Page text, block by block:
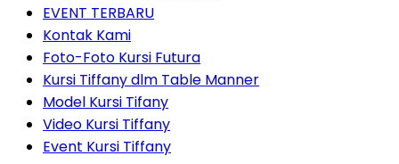
EVENT TERBARU
Kontak Kami
Foto-Foto Kursi Futura
Kursi Tiffany dlm Table Manner
Model Kursi Tifany
Video Kursi Tiffany
Event Kursi Tiffany